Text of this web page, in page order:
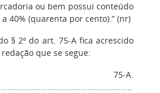
ou bem possui conteúdo
40% (quarenta por cento).” (nr)
§ 2º do art. 75-A fica acrescido
que se segue:
75-A.